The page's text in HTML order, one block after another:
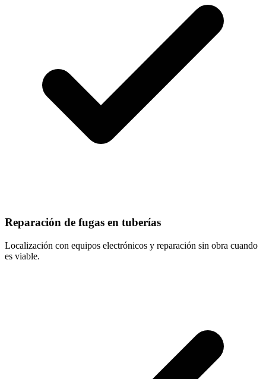
Reparación de fugas en tuberías
Localización con equipos electrónicos y reparación sin obra cuando
es viable.